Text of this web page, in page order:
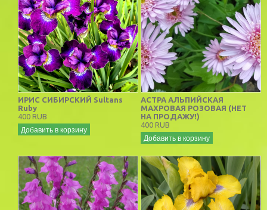
ИРИС СИБИРСКИЙ Sultans
Ruby
400 RUB
Добавить в корзину
АСТРА АЛЬПИЙСКАЯ
МАХРОВАЯ РОЗОВАЯ (НЕТ
НА ПРОДАЖУ!)
400 RUB
Добавить в корзину